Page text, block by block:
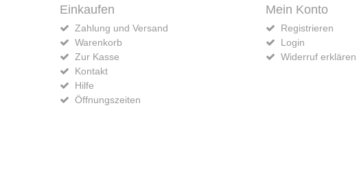
Einkaufen
Zahlung und Versand
Warenkorb
Zur Kasse
Kontakt
Hilfe
Öffnungszeiten
Mein Konto
Registrieren
Login
Widerruf erklären